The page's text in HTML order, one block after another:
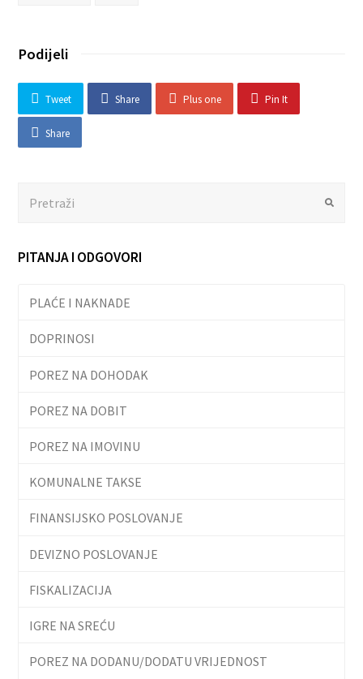
Podijeli
Tweet Share Plus one Pin It
Share
Submit
PITANJA I ODGOVORI
PLAĆE I NAKNADE
DOPRINOSI
POREZ NA DOHODAK
POREZ NA DOBIT
POREZ NA IMOVINU
KOMUNALNE TAKSE
FINANSIJSKO POSLOVANJE
DEVIZNO POSLOVANJE
FISKALIZACIJA
IGRE NA SREĆU
POREZ NA DODANU/DODATU VRIJEDNOST